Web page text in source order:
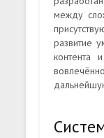
между
развитие
контента